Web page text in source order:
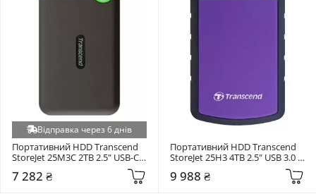
Відправка через 6 днів
Портативний HDD Transcend
StoreJet 25M3C 2TB 2.5" USB-C
7 282 ₴
Портативний HDD Transcend
StoreJet 25H3 4TB 2.5" USB 3.0
9 988 ₴